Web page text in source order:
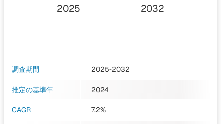
2025 2032
調査期間 2025-2032
推定の基準年 2024
CAGR 7.2%